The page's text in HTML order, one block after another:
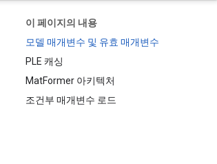
이 페이지의 내용
모델 매개변수 및 유효 매개변수
PLE 캐싱
MatFormer 아키텍처
조건부 매개변수 로드